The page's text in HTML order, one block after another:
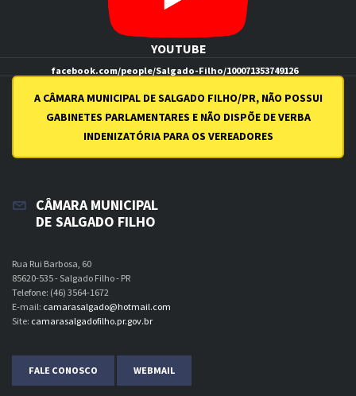
facebook.com/people/Salgado-Filho/100071353749126
YOUTUBE
A CÂMARA MUNICIPAL DE SALGADO FILHO/PR, NÃO POSSUI
GABINETES PARLAMENTARES E NÃO DISPÕE DE VERBA
INDENIZATÓRIA PARA OS VEREADORES
CÂMARA MUNICIPAL
DE SALGADO FILHO
Rua Rui Barbosa, 60
85620-535 - Salgado Filho - PR
Telefone: (46) 3564-1672
E-mail: camarasalgado@hotmail.com
Site: camarasalgadofilho.pr.gov.br
FALE CONOSCO WEBMAIL